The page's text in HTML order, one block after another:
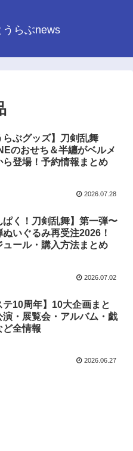
らぶnews
らぶグッズ】刀剣乱舞
のおせち＆半纏がベルメ
ら登場！予約情報まとめ
2026.07.28
ぱく！刀剣乱舞】第一弾〜
ぬいぐるみ再受注2026！
ュール・購入方法まとめ
2026.07.02
テ10周年】10大企画まと
演・展覧会・アルバム・戯
ど全情報
2026.06.27